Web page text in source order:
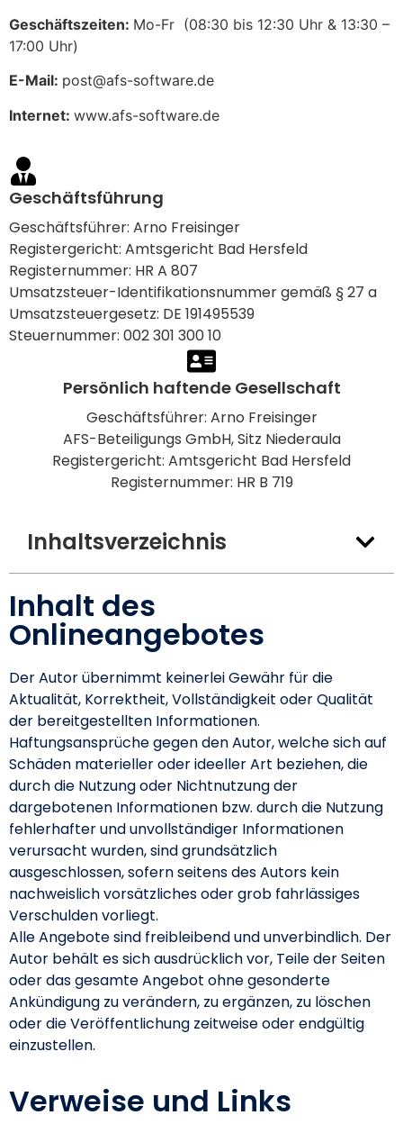
Geschäftszeiten: Mo-Fr (08:30 bis 12:30 Uhr & 13:30 –
17:00 Uhr)
E-Mail: post@afs-software.de
Internet: www.afs-software.de
Geschäftsführung
Geschäftsführer: Arno Freisinger
Registergericht: Amtsgericht Bad Hersfeld
Registernummer: HR A 807
Umsatzsteuer-Identifikationsnummer gemäß § 27 a
Umsatzsteuergesetz: DE 191495539
Steuernummer: 002 301 300 10
Persönlich haftende Gesellschaft
Geschäftsführer: Arno Freisinger
AFS-Beteiligungs GmbH, Sitz Niederaula
Registergericht: Amtsgericht Bad Hersfeld
Registernummer: HR B 719
Inhaltsverzeichnis
Inhalt des
Onlineangebotes
Der Autor übernimmt keinerlei Gewähr für die
Aktualität, Korrektheit, Vollständigkeit oder Qualität
der bereitgestellten Informationen.
Haftungsansprüche gegen den Autor, welche sich auf
Schäden materieller oder ideeller Art beziehen, die
durch die Nutzung oder Nichtnutzung der
dargebotenen Informationen bzw. durch die Nutzung
fehlerhafter und unvollständiger Informationen
verursacht wurden, sind grundsätzlich
ausgeschlossen, sofern seitens des Autors kein
nachweislich vorsätzliches oder grob fahrlässiges
Verschulden vorliegt.
Alle Angebote sind freibleibend und unverbindlich. Der
Autor behält es sich ausdrücklich vor, Teile der Seiten
oder das gesamte Angebot ohne gesonderte
Ankündigung zu verändern, zu ergänzen, zu löschen
oder die Veröffentlichung zeitweise oder endgültig
einzustellen.
Verweise und Links